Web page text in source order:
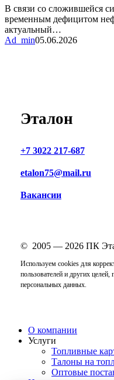
новости!
В связи со сложившейся
временным дефицитом
актуальный…
Ad_min05.06.2026
Эталон
+7 3022 217-687
etalon75@mail.ru
Вакансии
© 2005 — 2026ПК
Используем cookies для
пользователей и других
персональных данных.
Close
Menu
О компании
Услуги
Топливные
Талоны на
Оптовые